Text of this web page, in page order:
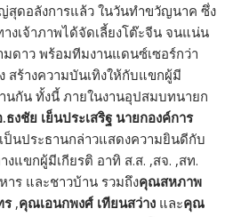
ดอลังการแล้ว ในวันทำขวัญนาค ซึ่ง
งเจ้าภาพได้จัดเลี้ยงโต๊ะจีน จนแน่น
ดาว พร้อมทีมงานแดนซ์เซอร์กว่า
สร้างความบันเทิงให้กับแขกผู้มี
นกัน ทั้งนี้ ภายในงานอุปสมบทนายก
ธงชัย เย็นประเสริฐ นายกองค์การ
ป็นประธานกล่าวแสดงความยินดีกับ
งแขกผู้มีเกียรติ อาทิ ส.ส. ,สจ. ,สท.
ร และชาวบ้าน รวมถึงคุณสหภาพ
ร,คุณเอนกพงศ์ เทียนสว่าง และคุณ